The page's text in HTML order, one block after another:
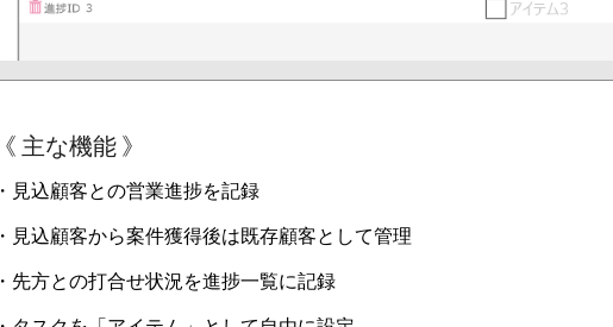
《 主な機能 》
・見込顧客との営業進捗を記録
・ 見込顧客から案件獲得後は既存顧客として管理
・ 先方との打合せ状況を進捗一覧に記録